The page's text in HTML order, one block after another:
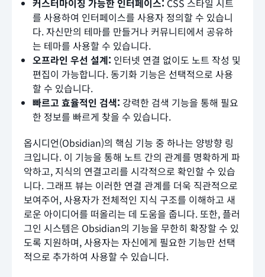
커스터마이징 가능한 인터페이스: CSS 스타일 시트
를 사용하여 인터페이스를 사용자 정의할 수 있습니
다. 자신만의 테마를 만들거나 커뮤니티에서 공유하
는 테마를 사용할 수 있습니다.
오프라인 우선 설계: 인터넷 연결 없이도 노트 작성 및
편집이 가능합니다. 동기화 기능은 선택적으로 사용
할 수 있습니다.
빠르고 효율적인 검색: 강력한 검색 기능을 통해 필요
한 정보를 빠르게 찾을 수 있습니다.
옵시디언(Obsidian)의 핵심 기능 중 하나는 양방향 링
크입니다. 이 기능을 통해 노트 간의 관계를 명확하게 파
악하고, 지식의 연결고리를 시각적으로 확인할 수 있습
니다. 그래프 뷰는 이러한 연결 관계를 더욱 직관적으로
보여주어, 사용자가 전체적인 지식 구조를 이해하고 새
로운 아이디어를 떠올리는 데 도움을 줍니다. 또한, 플러
그인 시스템은 Obsidian의 기능을 무한히 확장할 수 있
도록 지원하며, 사용자는 자신에게 필요한 기능만 선택
적으로 추가하여 사용할 수 있습니다.